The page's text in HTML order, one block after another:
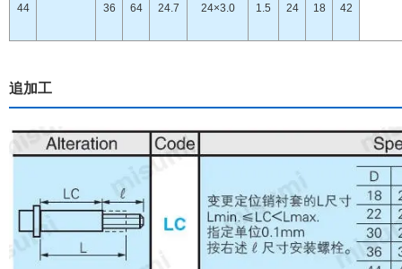
44 36 64 24.7 24×3.0 1.5 24 18 42
追加工